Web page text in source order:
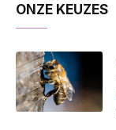
ONZE KEUZES